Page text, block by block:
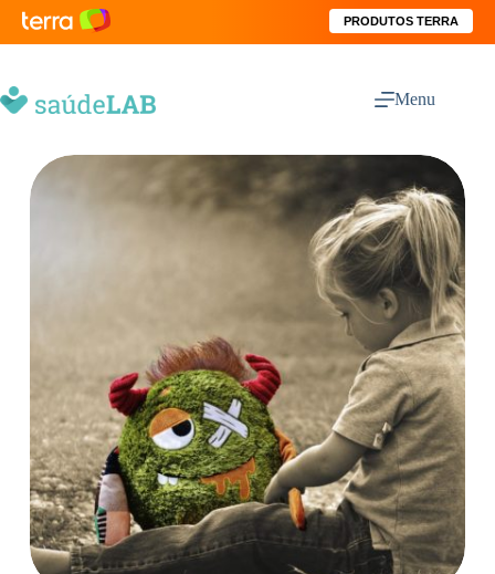
PRODUTOS TERRA
Menu